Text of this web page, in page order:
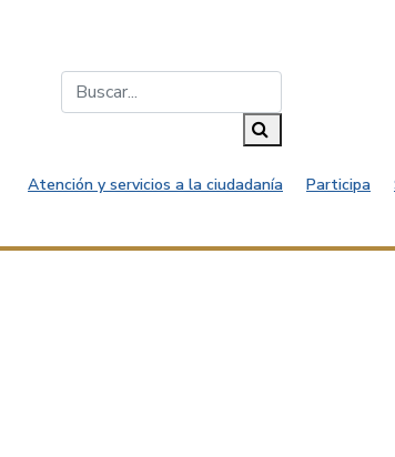
Atención y servicios a la ciudadanía Participa